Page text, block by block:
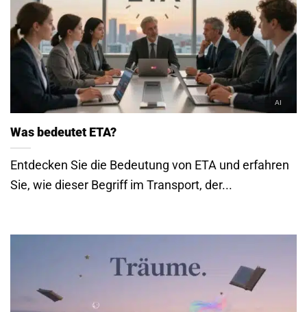
Was bedeutet ETA?
Entdecken Sie die Bedeutung von ETA und erfahren
Sie, wie dieser Begriff im Transport, der...